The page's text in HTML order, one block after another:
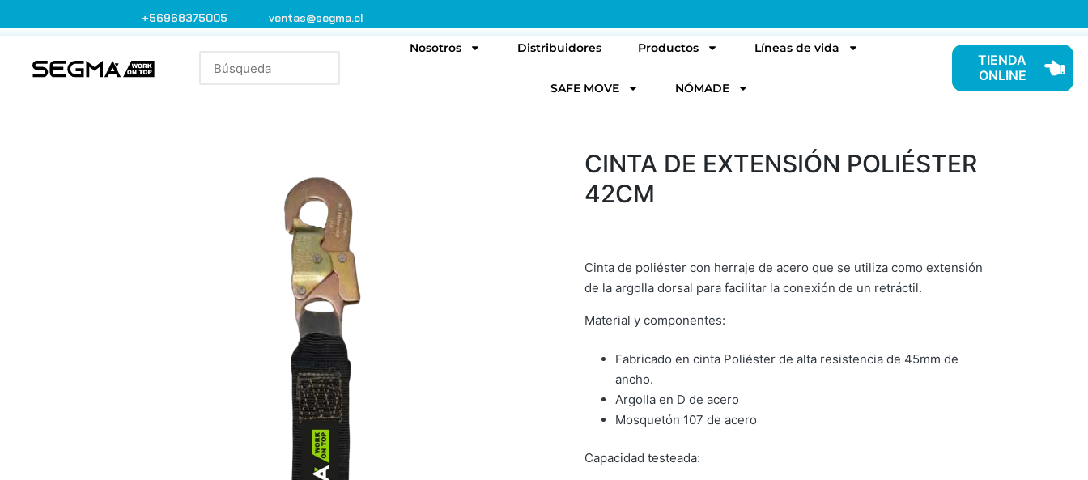
+56968375005 ventas@segma.cl
Nosotros Distribuidores Productos Líneas de vida
SAFE MOVE NÓMADE
TIENDA
ONLINE
CINTA DE EXTENSIÓN POLIÉSTER
42CM
Cinta de poliéster con herraje de acero que se utiliza como extensión
de la argolla dorsal para facilitar la conexión de un retráctil.
Material y componentes:
Fabricado en cinta Poliéster de alta resistencia de 45mm de
ancho.
Argolla en D de acero
Mosquetón 107 de acero
Capacidad testeada: